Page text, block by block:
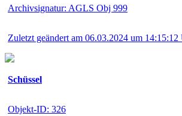
Archivsignatur: AGLS Obj 999
Zuletzt geändert am 06.03.2024 um 14:15:12
Schüssel
Objekt-ID: 326